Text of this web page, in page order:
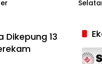
Dikepung 13